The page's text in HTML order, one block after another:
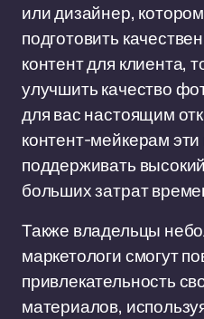
или дизайнер,
подготовить
контент для клиента,
улучшить качество
для вас настоящим
контент-мейкерам
поддерживать
больших затрат
Также владельцы
маркетологи смогут
привлекательность
материалов,